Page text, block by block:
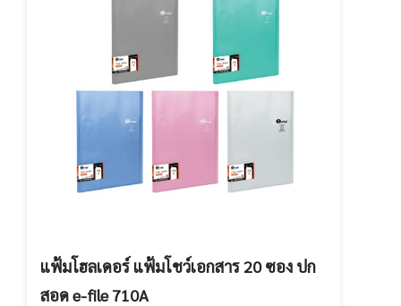
แฟ้มโฮลเดอร์ แฟ้มโชว์เอกสาร 20 ซอง ปก
สอด e-file 710A